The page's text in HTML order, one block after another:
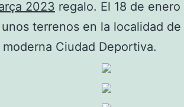
2023 regalo. El 18 de
terrenos en la localidad de
Ciudad Deportiva.